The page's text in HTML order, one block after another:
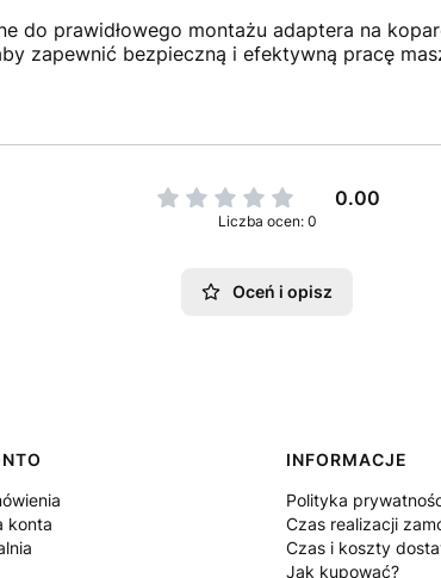
do prawidłowego montażu adaptera na
zapewnić bezpieczną i efektywną pracę
0.00
Liczba ocen: 0
Oceń i opisz
konta
INFORMACJE
Polityka
Czas realizacji
Czas i koszty
Jak kupować?